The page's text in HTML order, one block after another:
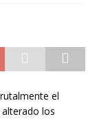
el
los